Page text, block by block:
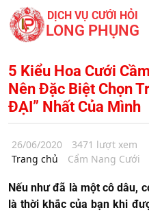
DỊCH VỤ CƯỚI HỎI
LONG PHỤNG
5 Kiểu Hoa Cưới
Nên Đặc Biệt Chọn
ĐẠI” Nhất Của Mình
26/06/2020
3471 lượt xem
Trang chủ
Cẩm Nang Cưới
Nếu như đã là một cô dâu,
là thời khắc của bạn khi